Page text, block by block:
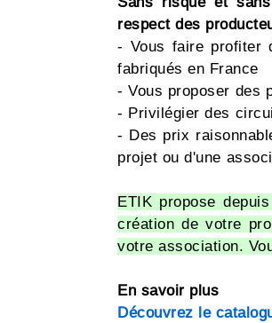
respect des
- Vous faire profiter
fabriqués en France
- Vous proposer des
- Privilégier des
- Des prix
projet ou d'une
ETIK propose
création de votre
votre association.
En savoir plus
Découvrez le